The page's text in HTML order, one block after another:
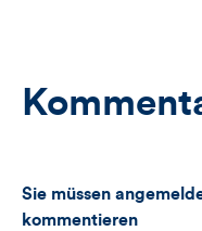
Sie müssen
kommentieren